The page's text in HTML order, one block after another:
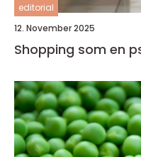
editorial
12. November 2025
Shopping som en